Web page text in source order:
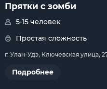
Прятки с зомби
5-15 человек
Простая сложность
г. Улан-Удэ, Ключевская улица,
Подробнее